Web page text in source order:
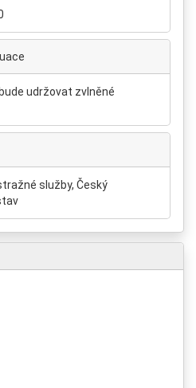
udržovat zvlněné
služby, Český